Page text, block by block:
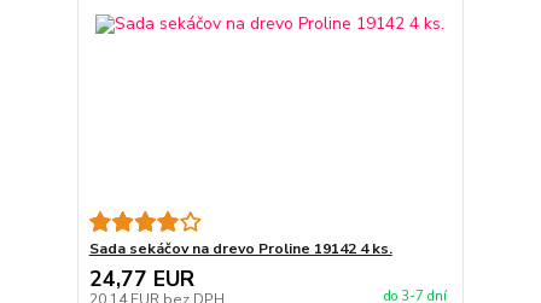
Sada sekáčov na drevo Proline 19142 4 ks.
24,77 EUR
do 3-7 dní